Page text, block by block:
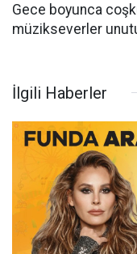
Gece boyunca
müzikseverler
İlgili Haberler